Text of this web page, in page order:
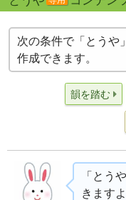
次の条件で「とうや
作成できます。
韻を踏む
「とう
きますよ